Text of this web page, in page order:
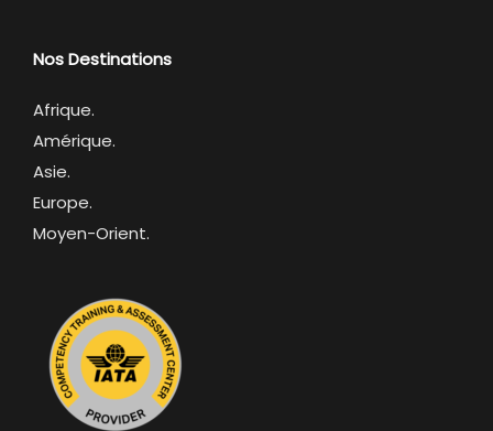
Nos Destinations
Afrique.
Amérique.
Asie.
Europe.
Moyen-Orient.